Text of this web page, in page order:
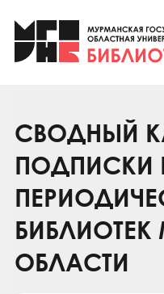
Клуб «Гиря и
Клуб
Коллегам
Контакты
СВОДНЫЙ
ПОДПИСКИ
ОБЛАСТИ